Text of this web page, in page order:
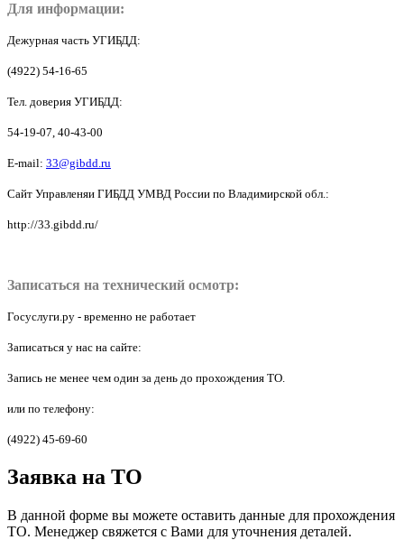
Для информации:
Дежурная часть УГИБДД:
(4922) 54-16-65
Тел. доверия УГИБДД:
54-19-07, 40-43-00
E-mail: 33@gibdd.ru
Сайт Управленяи ГИБДД УМВД России по Владимирской обл.:
http://33.gibdd.ru/
Записаться на технический осмотр:
Госуслуги.ру - временно не работает
Записаться у нас на сайте:
Запись не менее чем один за день до прохождения ТО.
или по телефону:
(4922) 45-69-60
Заявка на ТО
В данной форме вы можете оставить данные для прохождения
ТО. Менеджер свяжется с Вами для уточнения деталей.